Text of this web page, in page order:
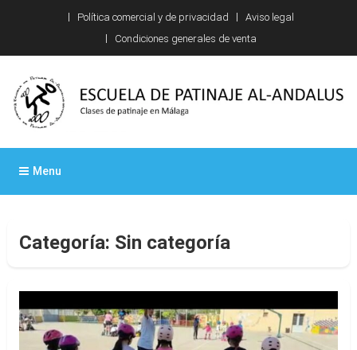
content
Política comercial y de privacidad
Aviso legal
Condiciones generales de venta
Escuela de patinaje Al-
Menu
Categoría: Sin categoría